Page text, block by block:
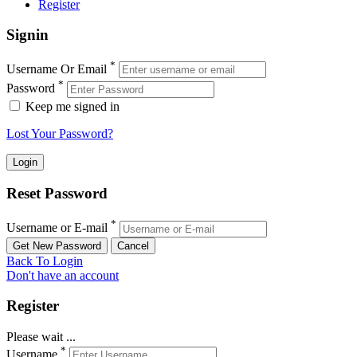
Register
Signin
Username Or Email *
Password *
Keep me signed in
Lost Your Password?
Reset Password
Username or E-mail *
Back To Login
Don't have an account
Register
Please wait ...
*